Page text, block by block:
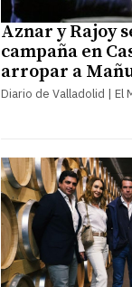
Aznar y Rajoy
campaña en
arropar a
Diario de Valladolid | El